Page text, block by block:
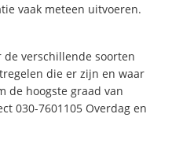
vaak meteen uitvoeren.
verschillende soorten
die er zijn en waar
de hoogste graad van
030-7601105 Overdag en